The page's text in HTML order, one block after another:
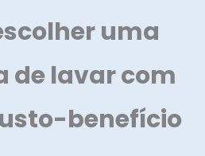
uma
de lavar com
benefício